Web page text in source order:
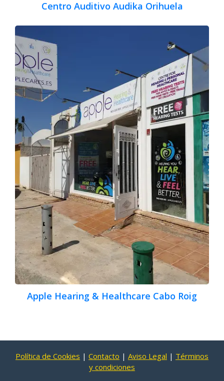
Centro Auditivo Audika Orihuela
Apple Hearing & Healthcare Cabo Roig
Política de Cookies | Contacto | Aviso Legal | Términos
y condiciones